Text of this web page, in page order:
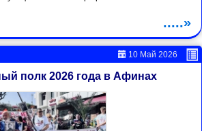
.....»
10 Май 2026
полк 2026 года в Афинах